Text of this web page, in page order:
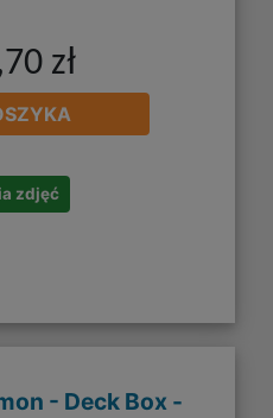
zł
zdjęć
- Deck Box -